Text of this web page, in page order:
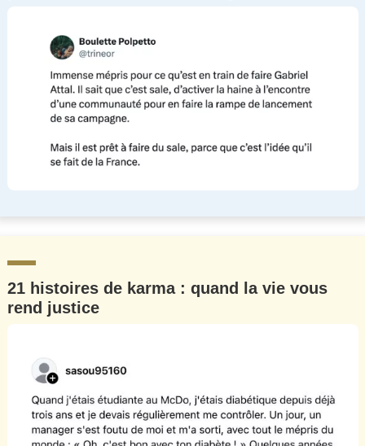
21 histoires de karma : quand la vie vous
rend justice